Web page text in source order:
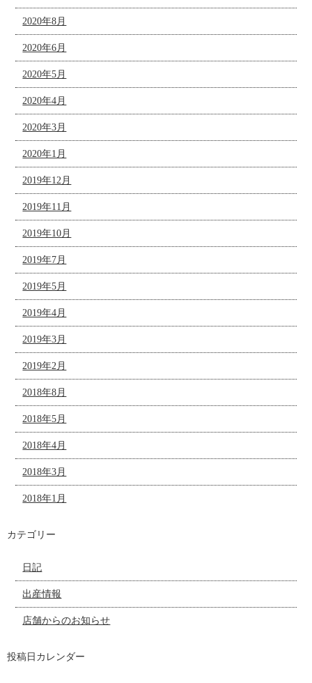
2020年8月
2020年6月
2020年5月
2020年4月
2020年3月
2020年1月
2019年12月
2019年11月
2019年10月
2019年7月
2019年5月
2019年4月
2019年3月
2019年2月
2018年8月
2018年5月
2018年4月
2018年3月
2018年1月
カテゴリー
日記
出産情報
店舗からのお知らせ
投稿日カレンダー